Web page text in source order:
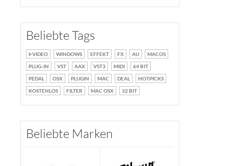
Beliebte Tags
VIDEO WINDOWS EFFEKT FX AU
MACOS
PLUG-IN
VST AAX VST3 MIDI
64 BIT
PEDAL
OSX PLUGIN MAC DEAL
HOTPICKS
KOSTENLOS
FILTER MAC OSX 32 BIT
Beliebte Marken